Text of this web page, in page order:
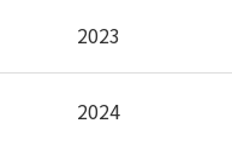
2023
2024